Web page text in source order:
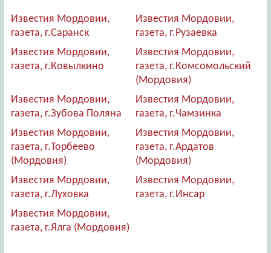
Известия Мордовии,
газета, г.Саранск
Известия Мордовии,
газета, г.Рузаевка
Известия Мордовии,
газета, г.Ковылкино
Известия Мордовии,
газета, г.Комсомольский
(Мордовия)
Известия Мордовии,
газета, г.Зубова Поляна
Известия Мордовии,
газета, г.Чамзинка
Известия Мордовии,
газета, г.Торбеево
(Мордовия)
Известия Мордовии,
газета, г.Ардатов
(Мордовия)
Известия Мордовии,
газета, г.Луховка
Известия Мордовии,
газета, г.Инсар
Известия Мордовии,
газета, г.Ялга (Мордовия)